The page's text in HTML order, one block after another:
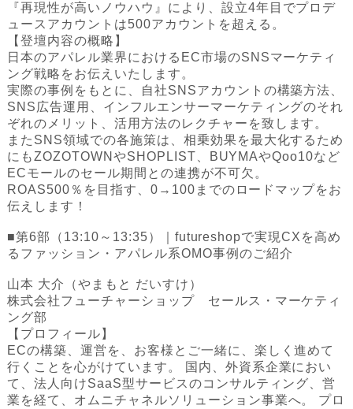
『再現性が高いノウハウ』により、設立4年目でプロデ
ュースアカウントは500アカウントを超える。
【登壇内容の概略】
日本のアパレル業界におけるEC市場のSNSマーケティ
ング戦略をお伝えいたします。
実際の事例をもとに、自社SNSアカウントの構築方法、
SNS広告運用、インフルエンサーマーケティングのそれ
ぞれのメリット、活用方法のレクチャーを致します。
またSNS領域での各施策は、相乗効果を最大化するため
にもZOZOTOWNやSHOPLIST、BUYMAやQoo10など
ECモールのセール期間との連携が不可欠。
ROAS500％を目指す、0→100までのロードマップをお
伝えします！‍‍
■第6部（13:10～13:35）｜futureshopで実現CXを高め
るファッション・アパレル系OMO事例のご紹介
山本 大介（やまもと だいすけ）
株式会社フューチャーショップ セールス・マーケティ
ング部
‍‍【プロフィール】
ECの構築、運営を、お客様とご一緒に、楽しく進めて
行くことを心がけています。 国内、外資系企業におい
て、法人向けSaaS型サービスのコンサルティング、営
業を経て、オムニチャネルソリューション事業へ。 プロ